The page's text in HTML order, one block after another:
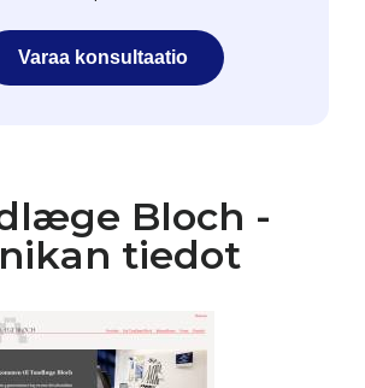
Varaa konsultaatio
Bloch -
tiedot